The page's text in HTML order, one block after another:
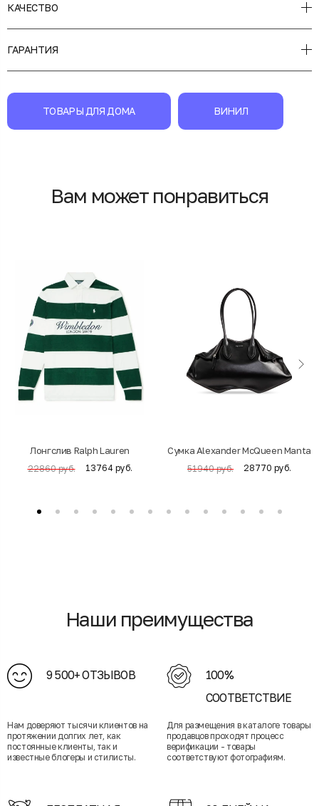
КАЧЕСТВО
ГАРАНТИЯ
ТОВАРЫ ДЛЯ ДОМА ВИНИЛ
Вам может понравиться
Лонгслив Ralph Lauren
22860 руб. 13764 руб.
Cумка Alexander McQueen Manta
51940 руб. 28770 руб.
Наши преимущества
9 500+ ОТЗЫВОВ
Нам доверяют тысячи клиентов на
протяжении долгих лет, как
постоянные клиенты, так и
известные блогеры и стилисты.
100%
СООТВЕТСТВИЕ
Для размещения в каталоге товары
продавцов проходят процесс
верификации - товары
соответствуют фотографиям.